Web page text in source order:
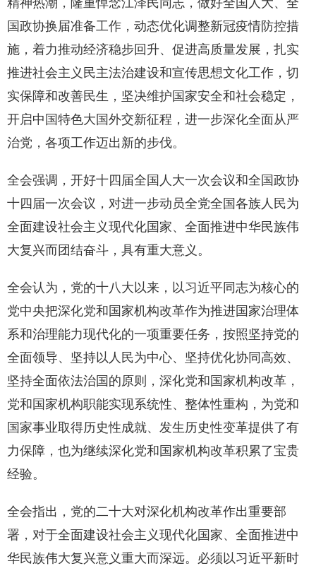
精神热潮，隆重悼念江泽民同志，做好全国人大、全
国政协换届准备工作，动态优化调整新冠疫情防控措
施，着力推动经济稳步回升、促进高质量发展，扎实
推进社会主义民主法治建设和宣传思想文化工作，切
实保障和改善民生，坚决维护国家安全和社会稳定，
开启中国特色大国外交新征程，进一步深化全面从严
治党，各项工作迈出新的步伐。
全会强调，开好十四届全国人大一次会议和全国政协
十四届一次会议，对进一步动员全党全国各族人民为
全面建设社会主义现代化国家、全面推进中华民族伟
大复兴而团结奋斗，具有重大意义。
全会认为，党的十八大以来，以习近平同志为核心的
党中央把深化党和国家机构改革作为推进国家治理体
系和治理能力现代化的一项重要任务，按照坚持党的
全面领导、坚持以人民为中心、坚持优化协同高效、
坚持全面依法治国的原则，深化党和国家机构改革，
党和国家机构职能实现系统性、整体性重构，为党和
国家事业取得历史性成就、发生历史性变革提供了有
力保障，也为继续深化党和国家机构改革积累了宝贵
经验。
全会指出，党的二十大对深化机构改革作出重要部
署，对于全面建设社会主义现代化国家、全面推进中
华民族伟大复兴意义重大而深远。必须以习近平新时